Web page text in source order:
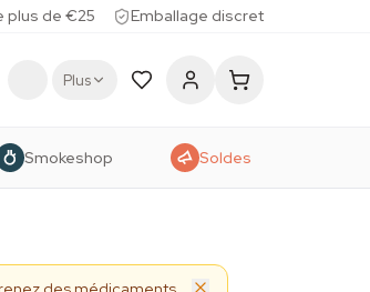
plus de €25 Emballage discret
Plus
Smokeshop Soldes